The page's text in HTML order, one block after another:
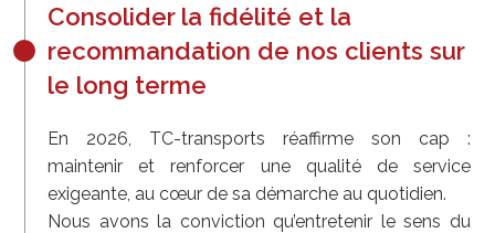
Consolider la fidélité et la
recommandation de nos clients sur
le long terme
En 2026, TC-transports réaffirme son cap :
maintenir et renforcer une qualité de service
exigeante, au cœur de sa démarche au quotidien.
Nous avons la conviction qu’entretenir le sens du